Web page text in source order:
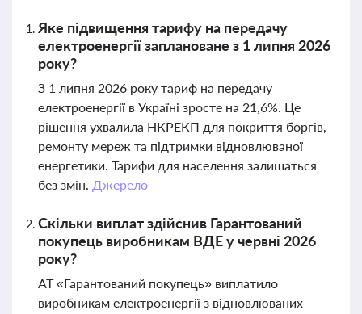
Яке підвищення тарифу на передачу
електроенергії заплановане з 1 липня 2026
року?
З 1 липня 2026 року тариф на передачу
електроенергії в Україні зросте на 21,6%. Це
рішення ухвалила НКРЕКП для покриття боргів,
ремонту мереж та підтримки відновлюваної
енергетики. Тарифи для населення залишаться
без змін. Джерело
Скільки виплат здійснив Гарантований
покупець виробникам ВДЕ у червні 2026
року?
АТ «Гарантований покупець» виплатило
виробникам електроенергії з відновлюваних